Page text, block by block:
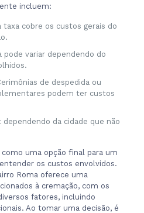
incluem:
taxa cobre os custos gerais do
pode variar dependendo do
de despedida ou
podem ter custos
: dependendo da cidade que não
uma opção final para um
os custos envolvidos.
Roma oferece uma
à cremação, com os
fatores, incluindo
Ao tomar uma decisão, é